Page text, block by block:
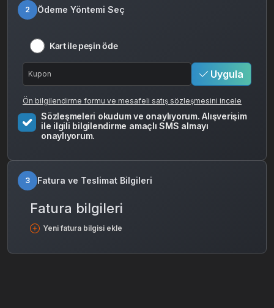
2 Ödeme Yöntemi Seç
Kart ile peşin öde
Uygula
Ön bilgilendirme formu ve mesafeli satış sözleşmesini incele
Sözleşmeleri okudum ve onaylıyorum. Alışverişim
ile ilgili bilgilendirme amaçlı SMS almayı
onaylıyorum.
3 Fatura ve Teslimat Bilgileri
Fatura bilgileri
Yeni fatura bilgisi ekle